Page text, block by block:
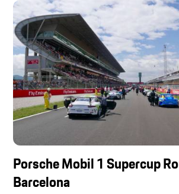
Porsche Mobil 1 Supercup
Barcelona